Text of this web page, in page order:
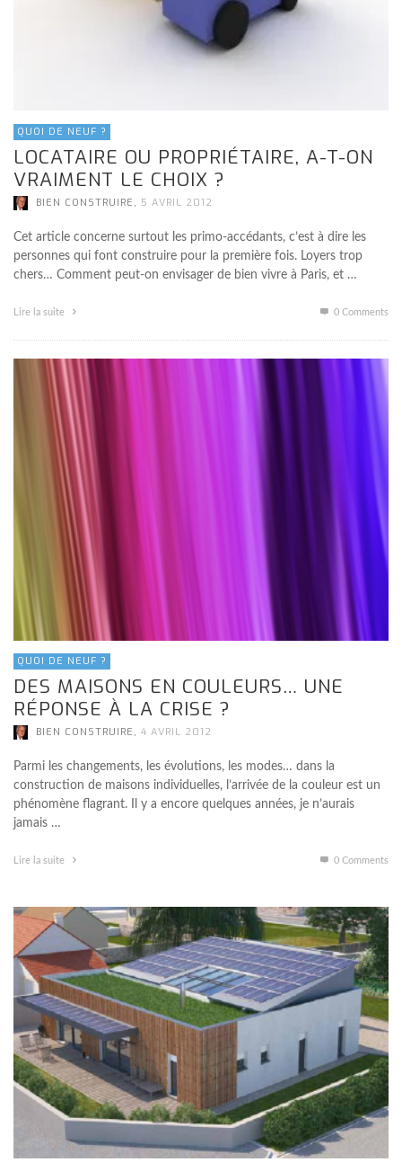
QUOI DE NEUF ?
LOCATAIRE OU PROPRIÉTAIRE, A-T-ON
VRAIMENT LE CHOIX ?
BIEN CONSTRUIRE , 5 AVRIL 2012
Cet article concerne surtout les primo-accédants, c’est à dire les
personnes qui font construire pour la première fois. Loyers trop
chers… Comment peut-on envisager de bien vivre à Paris, et …
Lire la suite 0 Comments
QUOI DE NEUF ?
DES MAISONS EN COULEURS… UNE
RÉPONSE À LA CRISE ?
BIEN CONSTRUIRE , 4 AVRIL 2012
Parmi les changements, les évolutions, les modes… dans la
construction de maisons individuelles, l’arrivée de la couleur est un
phénomène flagrant. Il y a encore quelques années, je n’aurais
jamais …
Lire la suite 0 Comments